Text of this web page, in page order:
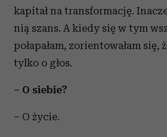
kapitał na transformację.
nią szans. A kiedy się w tym
połapałam, zorientowałam się,
tylko o głos.
– O siebie?
– O życie.